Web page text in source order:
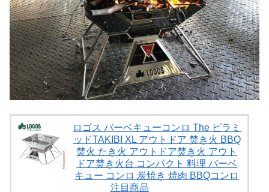
ロゴス バーベキューコンロ The ピラミ
ッドTAKIBI XL アウトドア 焚き火 BBQ
焚火 たき火 アウトドア焚き火 アウト
ドア焚き火台 コンパクト 料理 バーベ
キュー コンロ 炭焼き 焼肉 BBQコンロ
注目商品